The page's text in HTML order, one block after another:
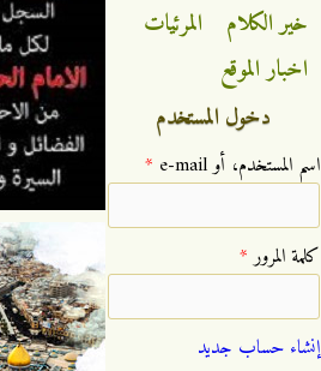
خير الكلام
المرئيات
اخبار الموقع
دخول المستخدم
‏اسم المستخدم، أو e-mail ‏ *
‏كلمة المرور ‏*
إنشاء حساب جديد